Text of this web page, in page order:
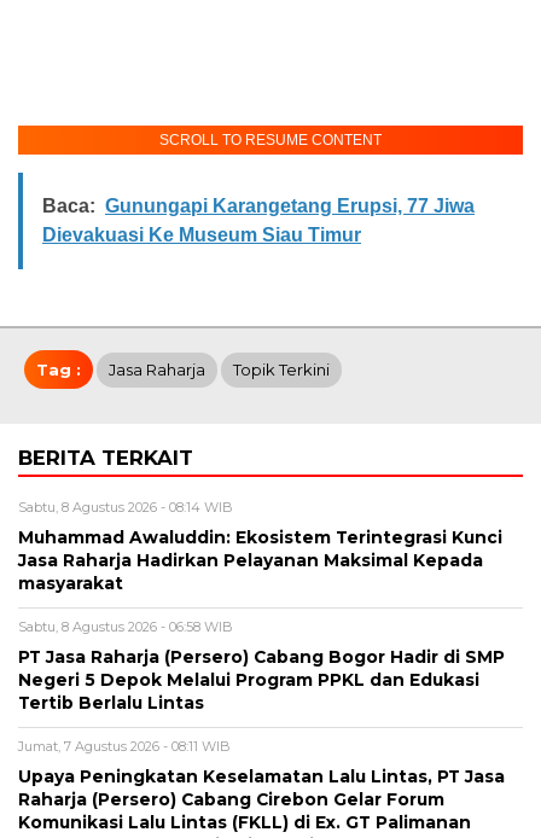
SCROLL TO RESUME CONTENT
Baca: Gunungapi Karangetang Erupsi, 77 Jiwa
Dievakuasi Ke Museum Siau Timur
Tag : Jasa Raharja Topik Terkini
BERITA TERKAIT
Sabtu, 8 Agustus 2026 - 08:14 WIB
Muhammad Awaluddin: Ekosistem Terintegrasi Kunci
Jasa Raharja Hadirkan Pelayanan Maksimal Kepada
masyarakat
Sabtu, 8 Agustus 2026 - 06:58 WIB
PT Jasa Raharja (Persero) Cabang Bogor Hadir di SMP
Negeri 5 Depok Melalui Program PPKL dan Edukasi
Tertib Berlalu Lintas
Jumat, 7 Agustus 2026 - 08:11 WIB
Upaya Peningkatan Keselamatan Lalu Lintas, PT Jasa
Raharja (Persero) Cabang Cirebon Gelar Forum
Komunikasi Lalu Lintas (FKLL) di Ex. GT Palimanan